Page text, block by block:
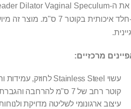
אל-חלד איכותית
מרכזיים:
עשוי Stainless Steel לחוזק, עמידות והיגיינה מירבית
קוטר רחב של 7 ס"מ להרחבה והגברת תחושות
עיצוב ארגונומי לשליטה מדויקת